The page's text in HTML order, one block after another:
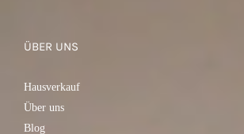
ÜBER UNS
Hausverkauf
Über uns
Blog